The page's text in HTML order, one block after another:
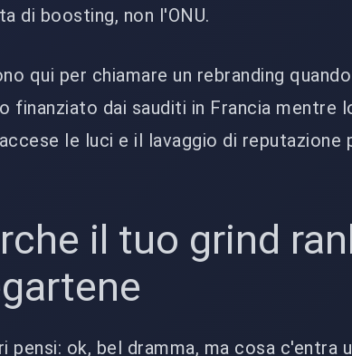
di boosting, non l'ONU.
qui per chiamare un rebranding
finanziato dai sauditi in Francia mentre
le luci e il lavaggio di reputazione
il tuo grind
pensi: ok, bel dramma, ma cosa c'entra